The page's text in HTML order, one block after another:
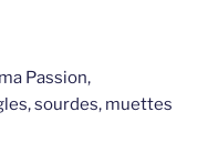
Passion,
sourdes, muettes